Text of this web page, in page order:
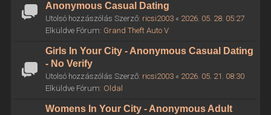
Anonymous Casual Dating
Utolsó hozzászólás Szerző: ricsi2003« 2026. 05. 28. 05:27
Elküldve Fórum: Grand Theft Auto V
Girls In Your City - Anonymous Casual Dating
- No Verify
Utolsó hozzászólás Szerző: ricsi2003« 2026. 05. 21. 08:30
Elküldve Fórum: Oldal
Womens In Your City - Anonymous Adult